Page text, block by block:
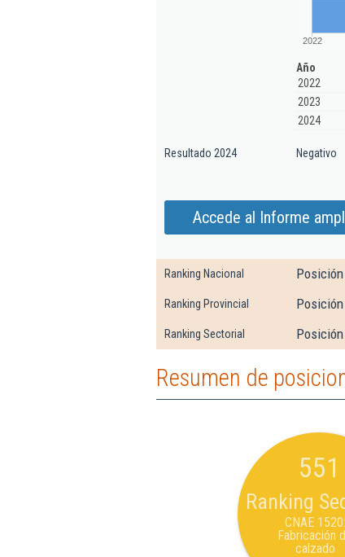
2022
Año
2022
2023
2024
Resultado 2024 Negativo
Accede al Informe
Ranking Nacional
Ranking Provincial
Ranking Sectorial
Resumen de
551
Ranking
CNAE 1520:
Fabricación
calzado